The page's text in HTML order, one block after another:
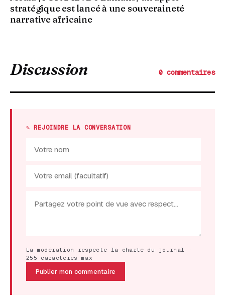
stratégique est lancé à une souveraineté
narrative africaine
Discussion 0 commentaires
✎ REJOINDRE LA CONVERSATION
La modération respecte la charte du journal ·
255 caractères max
Publier mon commentaire